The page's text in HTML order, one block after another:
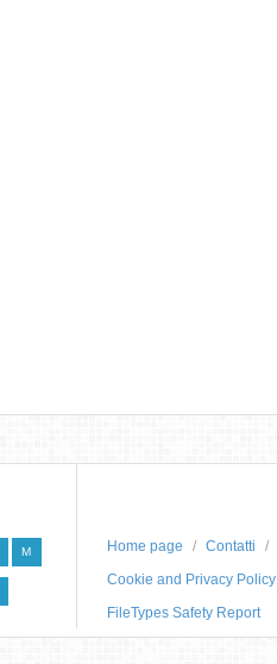
M Home page
Contatti
Cookie and Privacy Policy
FileTypes Safety Report